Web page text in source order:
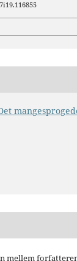
mellem